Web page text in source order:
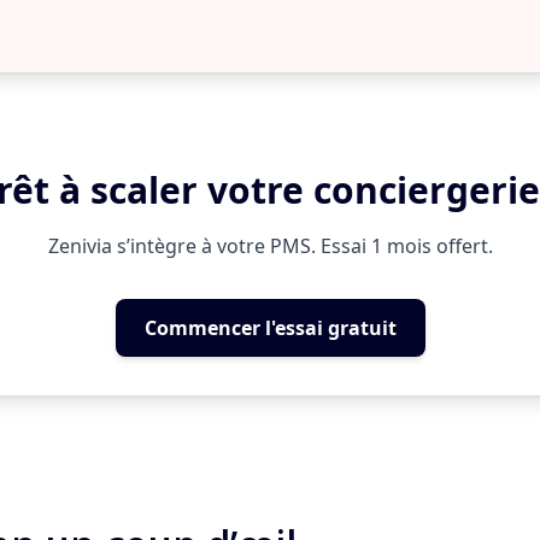
à scaler votre
Zenivia s’intègre à votre PMS. Essai 1 mois offert.
Commencer l'essai gratuit